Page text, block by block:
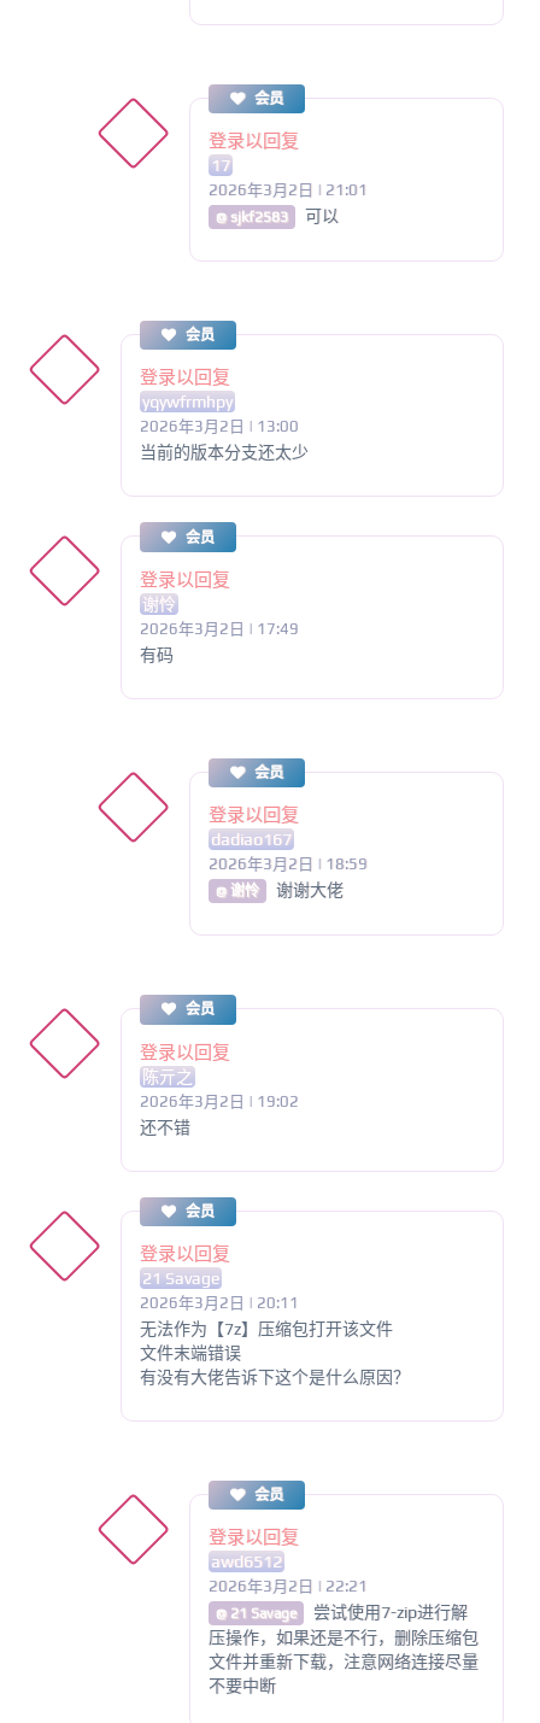
会员
登录以回复
17
2026年3月2日 | 21:01
@ sjkf2583 可以
会员
登录以回复
yqywfrmhpy
2026年3月2日 | 13:00
当前的版本分支还太少
会员
登录以回复
谢怜
2026年3月2日 | 17:49
有码
会员
登录以回复
dadiao167
2026年3月2日 | 18:59
@ 谢怜 谢谢大佬
会员
登录以回复
陈亓之
2026年3月2日 | 19:02
还不错
会员
登录以回复
21 Savage
2026年3月2日 | 20:11
无法作为【7z】压缩包打开该文件
文件末端错误
有没有大佬告诉下这个是什么原因？
会员
登录以回复
awd6512
2026年3月2日 | 22:21
@ 21 Savage
尝试使用7-zip进行解
压操作，如果还是不行，删除压缩包
文件并重新下载，注意网络连接尽量
不要中断